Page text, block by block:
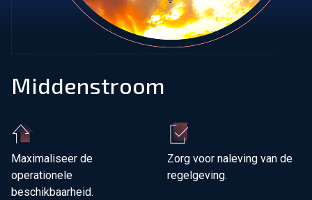
Over ons
Wereldwijd
Middenstroom
Maximaliseer de
operationele
beschikbaarheid.
Zorg voor naleving van de
regelgeving.